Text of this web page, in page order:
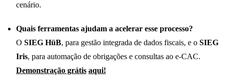
cenário.
Quais ferramentas ajudam a acelerar esse processo?
O SIEG HüB, para gestão integrada de dados fiscais, e o SIEG
Iris, para automação de obrigações e consultas ao e-CAC.
Demonstração grátis aqui!